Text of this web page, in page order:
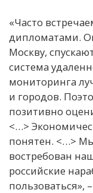
«Часто
дипломатами.
Москву,
система
мониторинга
и городов.
позитивно
<…>
понятен. <…>
востребован
российские
пользоваться»,